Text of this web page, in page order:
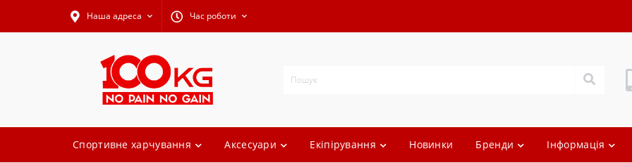
Наша адреса Час роботи
Спортивне харчування Аксесуари Екіпірування Новинки Бренди Інформація